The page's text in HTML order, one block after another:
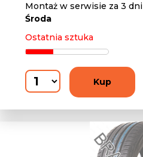
Montaż w serwisie za 3 dni
Środa
Ostatnia sztuka
Kup